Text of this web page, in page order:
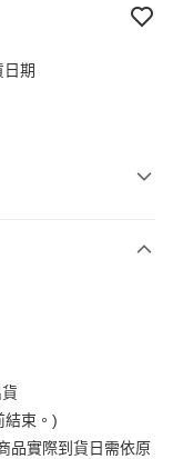
期
結束。)
品實際到貨日需依原